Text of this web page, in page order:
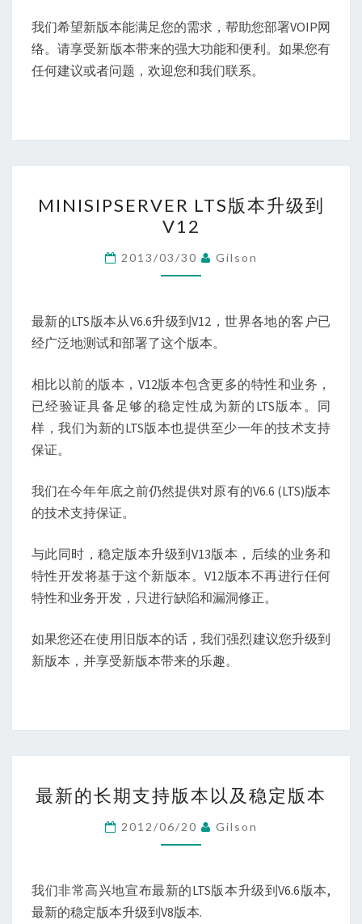
我们希望新版本能满足您的需求，帮助您部署VOIP网
络。请享受新版本带来的强大功能和便利。如果您有
任何建议或者问题，欢迎您和我们联系。
LTS
版
本
升
到
V12
MINISIPSERVER LTS版本升级到
V12
2013/03/30 Gilson
最新的LTS版本从V6.6升级到V12，世界各地的客户已
经广泛地测试和部署了这个版本。
相比以前的版本，V12版本包含更多的特性和业务，
已经验证具备足够的稳定性成为新的LTS版本。同
样，我们为新的LTS版本也提供至少一年的技术支持
保证。
我们在今年年底之前仍然提供对原有的V6.6 (LTS)版本
的技术支持保证。
与此同时，稳定版本升级到V13版本，后续的业务和
特性开发将基于这个新版本。V12版本不再进行任何
特性和业务开发，只进行缺陷和漏洞修正。
如果您还在使用旧版本的话，我们强烈建议您升级到
新版本，并享受新版本带来的乐趣。
新
的
长
支
持
最新的长期支持版本以及稳定版本
2012/06/20 Gilson
我们非常高兴地宣布最新的LTS版本升级到V6.6版本,
最新的稳定版本升级到V8版本.